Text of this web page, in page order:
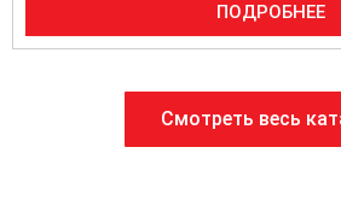
ПОДРОБНЕЕ
Смотреть весь